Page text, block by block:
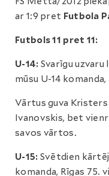
ar 1:9 pret Futbola
Futbols 11 pret 11:
U-14: Svarīgu uzvaru
mūsu U-14
Vārtus guva
Ivanovskis, bet
savos vārtos.
U-15: Svētdien
komanda, Rīgas 75.